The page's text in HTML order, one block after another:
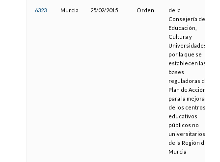
6323 Murcia 25/02/2015 Orden
de la
Consejería de
Educación,
Cultura y
Universidades
por la que se
establecen las
bases
reguladoras del
Plan de Acción
para la mejora
de los centros
educativos
públicos no
universitarios
de la Región de
Murcia